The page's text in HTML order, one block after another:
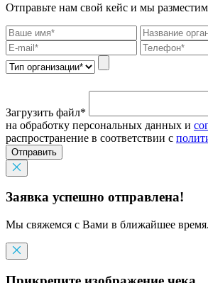
Отправьте нам свой кейс и мы разместим
Загрузить файл*
на обработку персональных данных и
распространение в соответствии с
Отправить
Заявка успешно отправлена!
Мы свяжемся с Вами в ближайшее время.